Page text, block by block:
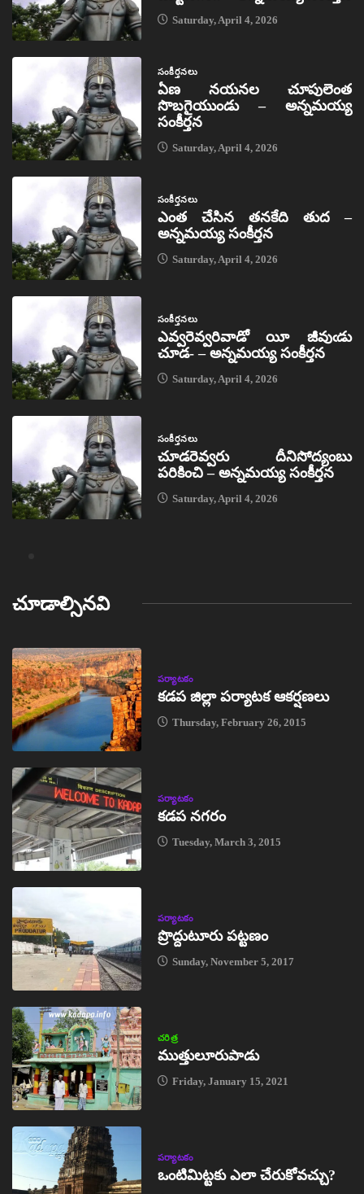
Saturday, April 4, 2026
సంకీర్తనలు
ఏణ నయనల చూపులెంత
సొబగైయుండు – అన్నమయ్య
సంకీర్తన
Saturday, April 4, 2026
సంకీర్తనలు
ఎంత చేసిన తనకేది తుద –
అన్నమయ్య సంకీర్తన
Saturday, April 4, 2026
సంకీర్తనలు
ఎవ్వరెవ్వరివాడో యీ జీవుఁడు
చూడ- – అన్నమయ్య సంకీర్తన
Saturday, April 4, 2026
సంకీర్తనలు
చూడరెవ్వరు దీనిసోద్యంబు
పరికించి – అన్నమయ్య సంకీర్తన
Saturday, April 4, 2026
చూడాల్సినవి
పర్యాటకం
కడప జిల్లా పర్యాటక ఆకర్షణలు
Thursday, February 26, 2015
పర్యాటకం
కడప నగరం
Tuesday, March 3, 2015
పర్యాటకం
ప్రొద్దుటూరు పట్టణం
Sunday, November 5, 2017
చరిత్ర
ముత్తులూరుపాడు
Friday, January 15, 2021
పర్యాటకం
ఒంటిమిట్టకు ఎలా చేరుకోవచ్చు?